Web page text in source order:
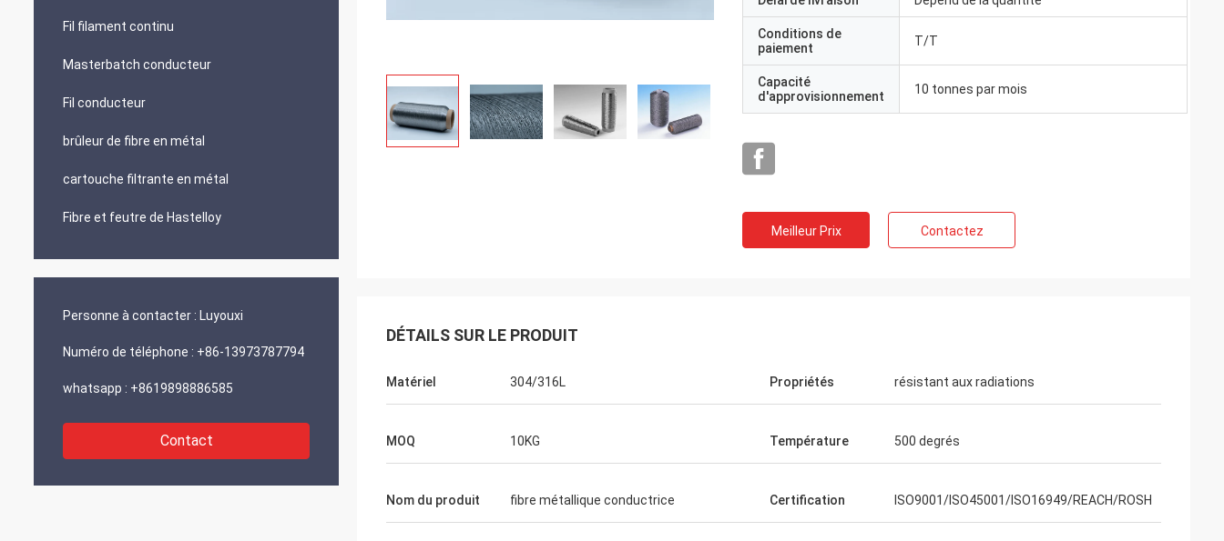
Fil filament continu
Masterbatch conducteur
Fil conducteur
brûleur de fibre en métal
cartouche filtrante en métal
Fibre et feutre de Hastelloy
Personne à contacter : Luyouxi
Numéro de téléphone : +86-13973787794
whatsapp : +8619898886585
Contact
Conditions de
paiement
T/T
Capacité
d'approvisionnement
10 tonnes par mois
Meilleur Prix Contactez
DÉTAILS SUR LE PRODUIT
Matériel 304/316L Propriétés résistant aux radiations
MOQ 10KG Température 500 degrés
Nom du produit fibre métallique conductrice Certification ISO9001/ISO45001/ISO16949/REACH/ROSH